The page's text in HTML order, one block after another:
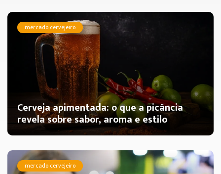
mercado cervejeiro
Cerveja apimentada: o que a picância
revela sobre sabor, aroma e estilo
mercado cervejeiro